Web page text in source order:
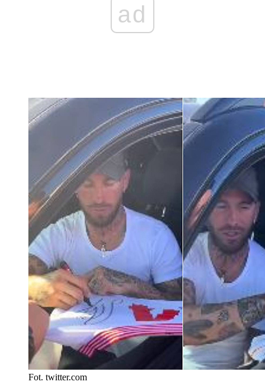
ad
Fot. twitter.com